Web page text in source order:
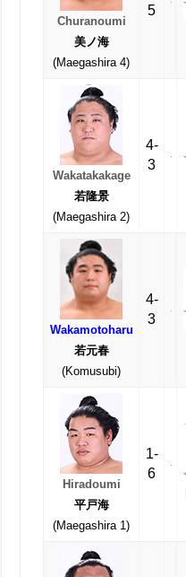
Churanoumi
美ノ海
(Maegashira 4)
5
Wakatakakage
若隆景
(Maegashira 2)
4-
3
Wakamotoharu
若元春
(Komusubi)
4-
3
Hiradoumi
平戸海
(Maegashira 1)
1-
6